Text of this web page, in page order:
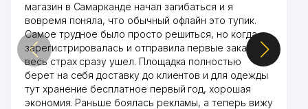
магазин в Самарканде начал загибаться и я
вовремя поняла, что обычный офлайн это тупик.
Самое трудное было просто решиться, но когда
зарегистрировалась и отправила первые заказы,
весь страх сразу ушел. Площадка полностью
берет на себя доставку до клиентов и для одежды
тут хранение бесплатное первый год, хорошая
экономия. Раньше боялась рекламы, а теперь вижу